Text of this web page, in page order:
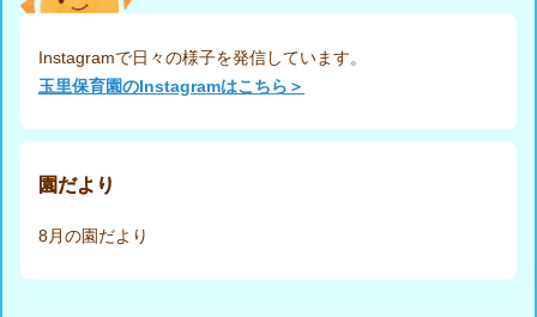
Instagramで日々の様子を発信しています。
玉里保育園のInstagramはこちら＞
園だより
8月の園だより